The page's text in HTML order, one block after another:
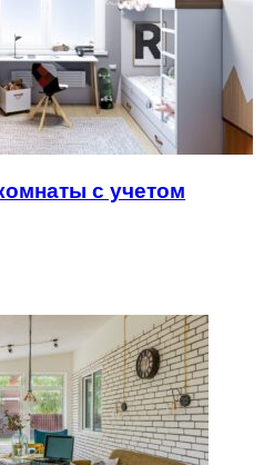
с учетом